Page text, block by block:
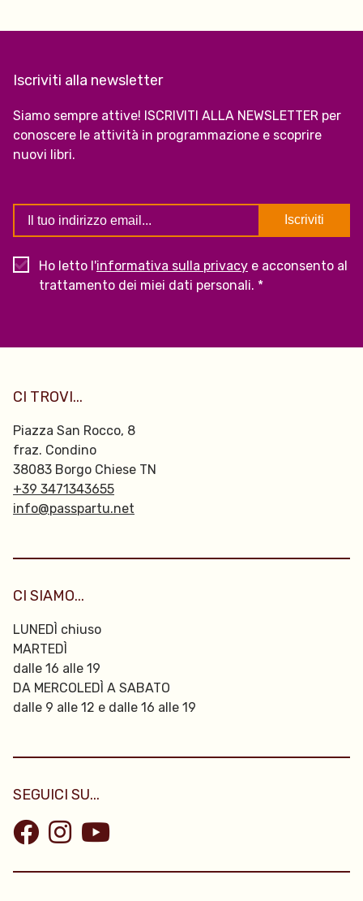
Iscriviti alla newsletter
Siamo sempre attive! ISCRIVITI ALLA NEWSLETTER per
conoscere le attività in programmazione e scoprire
nuovi libri.
Ho letto l'informativa sulla privacy e acconsento al
trattamento dei miei dati personali. *
CI TROVI...
Piazza San Rocco, 8
fraz. Condino
38083 Borgo Chiese TN
+39 3471343655
info@passpartu.net
CI SIAMO...
LUNEDÌ chiuso
MARTEDÌ
dalle 16 alle 19
DA MERCOLEDÌ A SABATO
dalle 9 alle 12 e dalle 16 alle 19
SEGUICI SU...